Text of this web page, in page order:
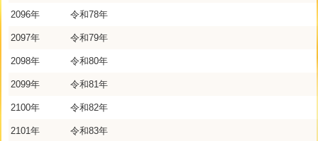
2096年 令和78年
2097年 令和79年
2098年 令和80年
2099年 令和81年
2100年 令和82年
2101年 令和83年